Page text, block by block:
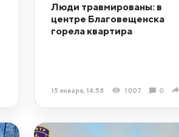
Люди травмированы: в
центре Благовещенска
горела квартира
15 января, 14:58 1007 0